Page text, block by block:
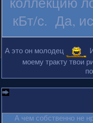
кБт/с. Да,
А это он молодец
моему тракту твои
А чем собственно не